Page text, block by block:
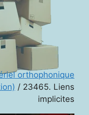
orthophonique
/ 23465. Liens
implicites